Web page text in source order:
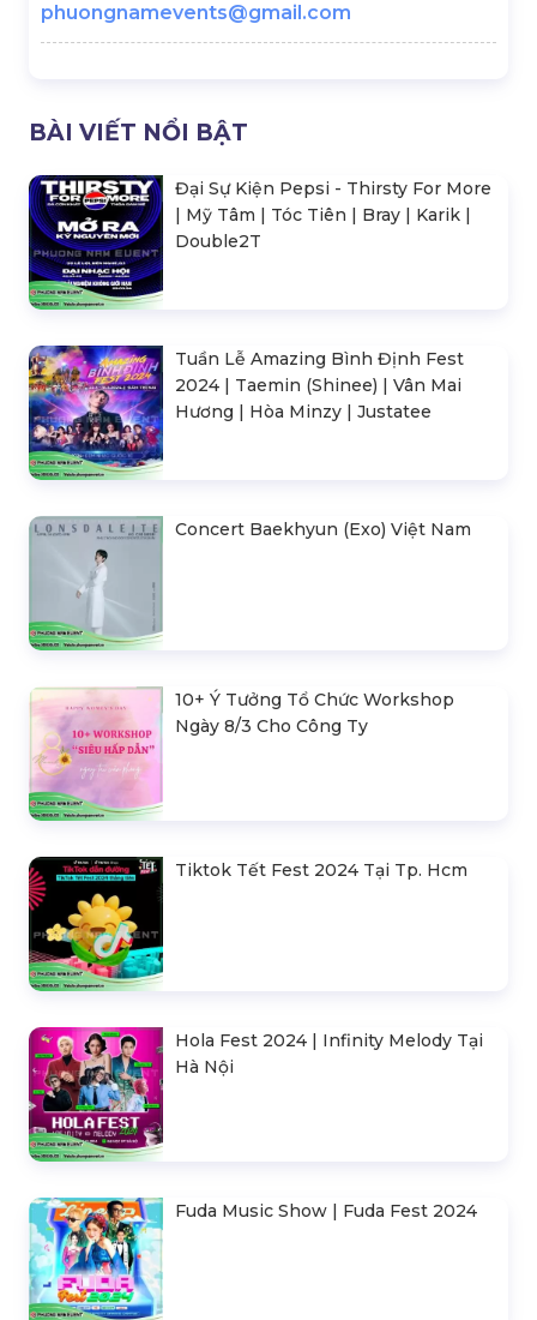
phuongnamevents@gmail.com
BÀI VIẾT NỔI BẬT
Đại Sự Kiện Pepsi - Thirsty For More
| Mỹ Tâm | Tóc Tiên | Bray | Karik |
Double2T
Tuần Lễ Amazing Bình Định Fest
2024 | Taemin (Shinee) | Vân Mai
Hương | Hòa Minzy | Justatee
Concert Baekhyun (Exo) Việt Nam
10+ Ý Tưởng Tổ Chức Workshop
Ngày 8/3 Cho Công Ty
Tiktok Tết Fest 2024 Tại Tp. Hcm
Hola Fest 2024 | Infinity Melody Tại
Hà Nội
Fuda Music Show | Fuda Fest 2024